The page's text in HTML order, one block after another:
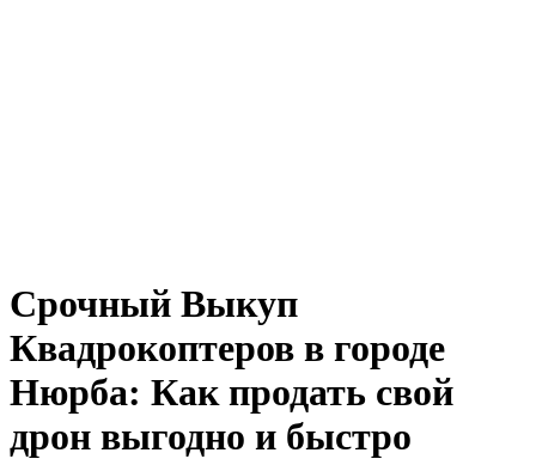
Срочный Выкуп
Квадрокоптеров в городе
Нюрба: Как продать свой
дрон выгодно и быстро